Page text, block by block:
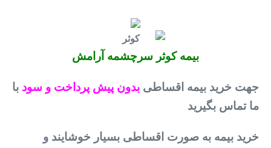
بیمه کوثر سرچشمه آرامش
جهت خرید بیمه اقساطی بدون پیش پرداخت و سودبا
ما تماس بگیرید
خرید بیمه به صورت اقساطی بسیار خوشایند و